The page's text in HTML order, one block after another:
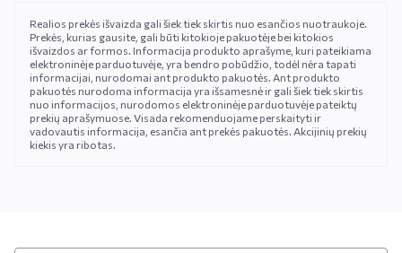
Realios prekės išvaizda gali šiek tiek skirtis nuo esančios nuotraukoje.
Prekės, kurias gausite, gali būti kitokioje pakuotėje bei kitokios
išvaizdos ar formos. Informacija produkto aprašyme, kuri pateikiama
elektroninėje parduotuvėje, yra bendro pobūdžio, todėl nėra tapati
informacijai, nurodomai ant produkto pakuotės. Ant produkto
pakuotės nurodoma informacija yra išsamesnė ir gali šiek tiek skirtis
nuo informacijos, nurodomos elektroninėje parduotuvėje pateiktų
prekių aprašymuose. Visada rekomenduojame perskaityti ir
vadovautis informacija, esančia ant prekės pakuotės. Akcijinių prekių
kiekis yra ribotas.